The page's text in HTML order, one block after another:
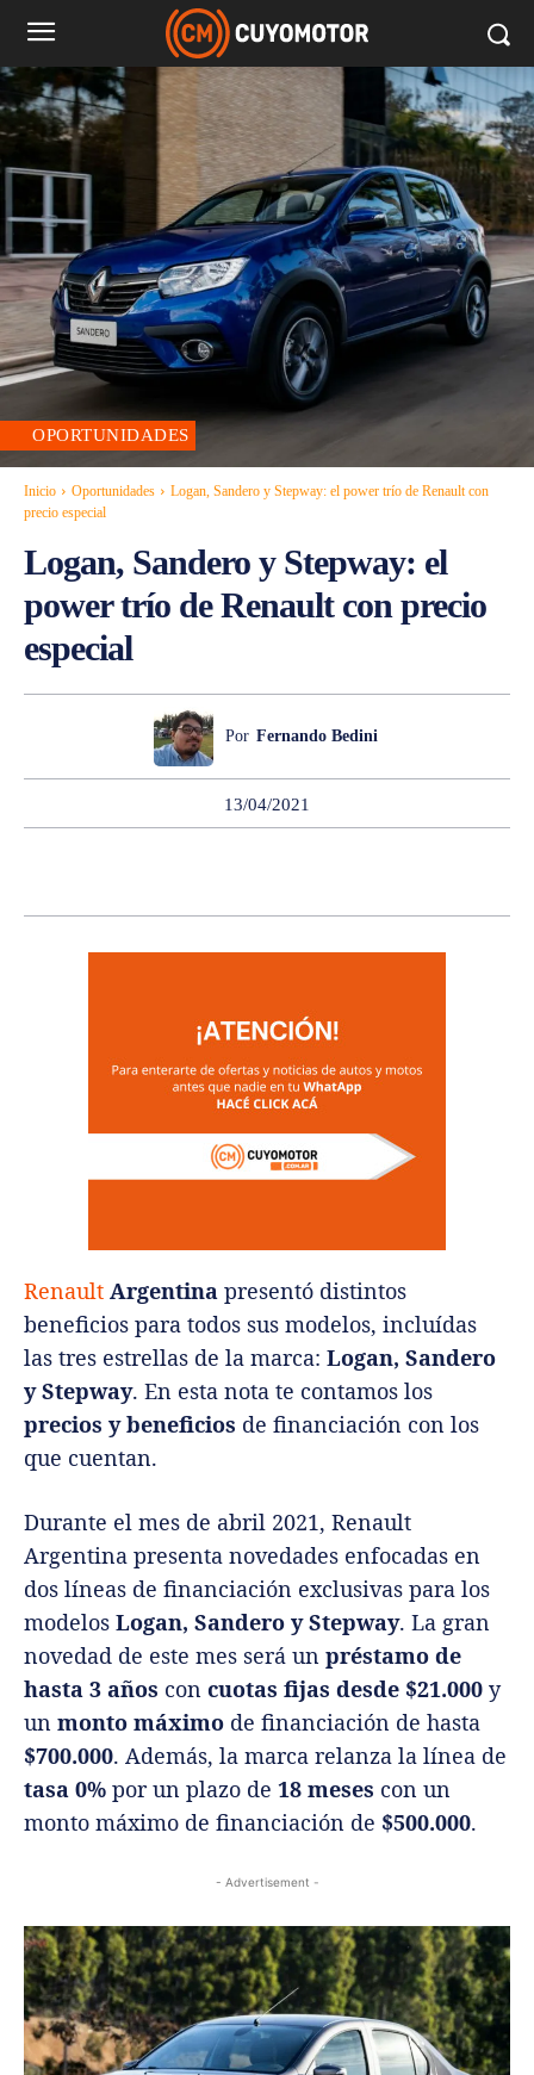
OPORTUNIDADES
Inicio Oportunidades
Logan, Sandero y Stepway: el power trío de Renault con
precio especial
Logan, Sandero y Stepway: el
power trío de Renault con precio
especial
Por Fernando Bedini
13/04/2021
Renault Argentina presentó distintos
beneficios para todos sus modelos, incluídas
las tres estrellas de la marca: Logan, Sandero
y Stepway. En esta nota te contamos los
precios y beneficios de financiación con los
que cuentan.
Durante el mes de abril 2021, Renault
Argentina presenta novedades enfocadas en
dos líneas de financiación exclusivas para los
modelos Logan, Sandero y Stepway. La gran
novedad de este mes será un préstamo de
hasta 3 años con cuotas fijas desde $21.000 y
un monto máximo de financiación de hasta
$700.000. Además, la marca relanza la línea de
tasa 0% por un plazo de 18 meses con un
monto máximo de financiación de $500.000.
- Advertisement -